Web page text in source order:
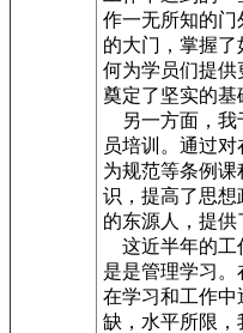
作一无所知的门
的大门，掌握
何为学员们提
奠定了坚实的基
另一方面，我
员培训。通过
为规范等条例
识，提高了思想
的东源人，提供
这近半年的工
是是管理学习。
在学习和工作中
缺，水平所限，